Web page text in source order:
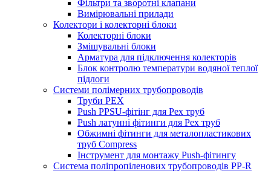
Фільтри та зворотні клапани
Вимірювальні прилади
Колектори і колекторні блоки
Колекторні блоки
Змішувальні блоки
Арматура для підключення колекторів
Блок контролю температури водяної теплої
підлоги
Системи полімерних трубопроводів
Труби PEX
Push PPSU-фітінг для Pex труб
Push латунні фітинги для Pex труб
Обжимні фітинги для металопластикових
труб Compress
Інструмент для монтажу Push-фітингу
Система поліпропіленових трубопроводів PP-R